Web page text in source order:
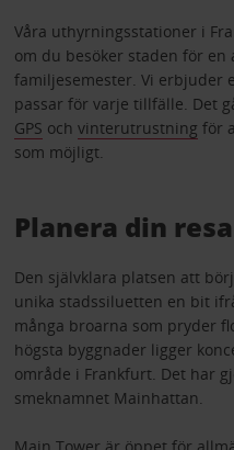
Våra uthyrningsstationer i
om du besöker staden för en
familjesemester. Vi erbjuder
passar för varje tillfälle. Det
GPS och vinterutrustning för
som möjligt.
Planera din
Den självklara platsen att
unika stadssiluetten en bit
många broarna som pryder
högsta byggnader ligger
område i Frankfurt. Det har
smeknamnet Mainhattan.
Main Tower är öppet för